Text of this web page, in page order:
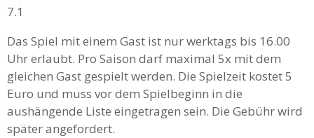
7.1
Das Spiel mit einem Gast ist nur werktags bis 16.00
Uhr erlaubt. Pro Saison darf maximal 5x mit dem
gleichen Gast gespielt werden. Die Spielzeit kostet 5
Euro und muss vor dem Spielbeginn in die
aushängende Liste eingetragen sein. Die Gebühr wird
später angefordert.